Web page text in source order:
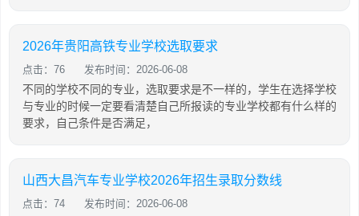
2026年贵阳高铁专业学校选取要求
点击：76 发布时间：2026-06-08
不同的学校不同的专业，选取要求是不一样的，学生在选择学校
与专业的时候一定要看清楚自己所报读的专业学校都有什么样的
要求，自己条件是否满足，
山西大昌汽车专业学校2026年招生录取分数线
点击：74 发布时间：2026-06-08